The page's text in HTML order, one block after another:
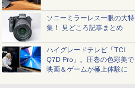
ソニーミラーレス一眼の大特
集！ 見どころ記事まとめ
ハイグレードテレビ「TCL
Q7D Pro」。圧巻の色彩美で
映画＆ゲームが極上体験に